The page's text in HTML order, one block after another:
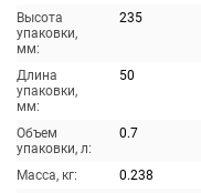
Высота
упаковки,
мм:
235
Длина
упаковки,
мм:
50
Объем
упаковки, л:
0.7
Масса, кг:
0.238